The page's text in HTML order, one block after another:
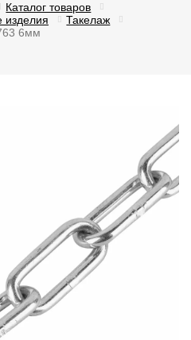
Каталог товаров
изделия
Такелаж
6мм